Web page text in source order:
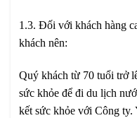
1.3. Đối với khách hàng
khách nên:
Quý khách từ 70 tuổi trở
sức khỏe để đi du lịch
kết sức khỏe với Công